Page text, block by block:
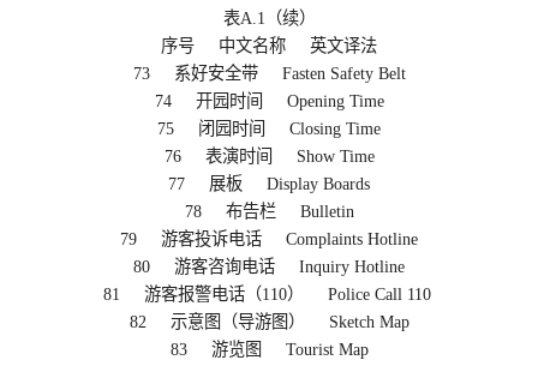
表A.1（续）
序号 中文名称 英文译法
73 系好安全带 Fasten Safety Belt
74 开园时间 Opening Time
75 闭园时间 Closing Time
76 表演时间 Show Time
77 展板 Display Boards
78 布告栏 Bulletin
79 游客投诉电话 Complaints Hotline
80 游客咨询电话 Inquiry Hotline
81 游客报警电话（110） Police Call 110
82 示意图（导游图） Sketch Map
83 游览图 Tourist Map